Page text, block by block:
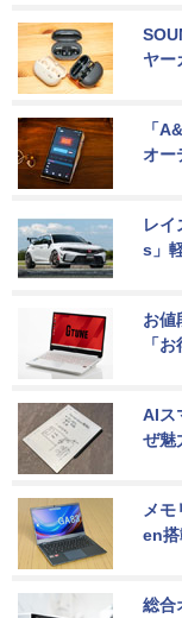
ヤー
「
オー
レイ
s」
お値
「
AIス
ぜ魅
メ
en
総合